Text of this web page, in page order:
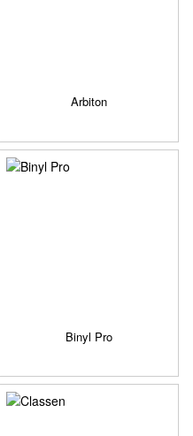
Arbiton
Binyl Pro